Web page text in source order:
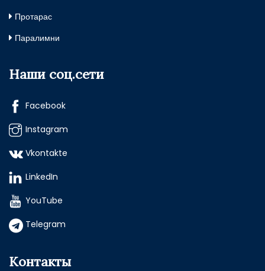
Протарас
Паралимни
Наши соц.сети
Facebook
Instagram
Vkontakte
LinkedIn
YouTube
Telegram
Контакты